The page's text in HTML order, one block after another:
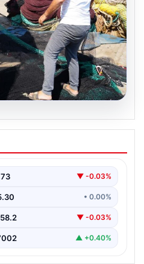
başlıyor. “4 aydır
iyi”
▼ -0.03%
• 0.00%
▼ -0.03%
▲ +0.40%